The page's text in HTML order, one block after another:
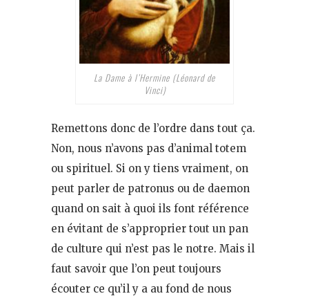
La Dame à l’Hermine (Léonard de
Vinci)
Remettons donc de l’ordre dans tout ça.
Non, nous n’avons pas d’animal totem
ou spirituel. Si on y tiens vraiment, on
peut parler de patronus ou de daemon
quand on sait à quoi ils font référence
en évitant de s’approprier tout un pan
de culture qui n’est pas le notre. Mais il
faut savoir que l’on peut toujours
écouter ce qu’il y a au fond de nous